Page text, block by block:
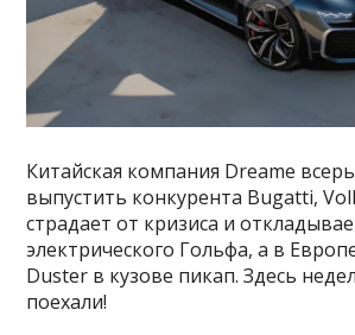
Китайская компания Dreame
выпустить конкурента Bugatti,
страдает от кризиса и
электрического Гольфа, а в
Duster в кузове пикап. Здесь
поехали!